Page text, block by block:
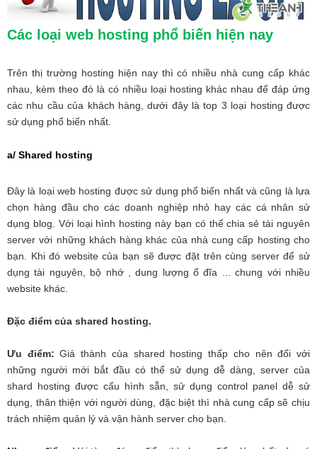
Các loại web hosting phổ biến hiện nay
Trên thị trường hosting hiện nay thì có nhiều nhà cung cấp khác
nhau, kèm theo đó là có nhiều loại hosting khác nhau để đáp ứng
các nhu cầu của khách hàng, dưới đây là top 3 loại hosting được
sử dụng phổ biến nhất.
a/ Shared hosting
Đây là loại web hosting được sử dụng phổ biến nhất và cũng là lựa
chọn hàng đầu cho các doanh nghiệp nhỏ hay các cá nhân sử
dụng blog. Với loại hình hosting này bạn có thể chia sẻ tài nguyên
server với những khách hàng khác của nhà cung cấp hosting cho
bạn. Khi đó website của bạn sẽ được đặt trên cùng server để sử
dụng tài nguyên, bộ nhớ , dung lượng ổ đĩa ... chung với nhiều
website khác.
Đặc điểm của shared hosting.
Ưu điểm:Giá thành của shared hosting thấp cho nên đối với
những người mới bắt đầu có thể sử dụng dễ dàng, server của
shard hosting được cấu hình sẵn, sử dụng control panel dễ sử
dụng, thân thiện với người dùng, đặc biệt thì nhà cung cấp sẽ chịu
trách nhiệm quản lý và vận hành server cho bạn.